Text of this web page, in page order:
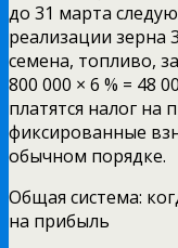
до 31 марта
реализации зерна
семена, топливо,
800 000 × 6 % = 48
платятся налог
фиксированные
обычном порядке.
Общая система:
на прибыль